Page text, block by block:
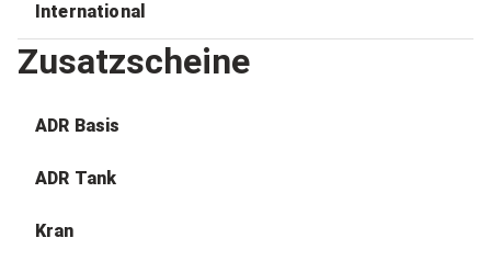
International
Zusatzscheine
ADR Basis
ADR Tank
Kran